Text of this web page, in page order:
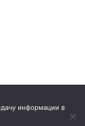
информации в